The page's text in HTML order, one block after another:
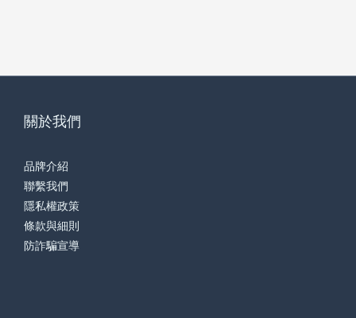
關於我們
品牌介紹
聯繫我們
隱私權政策
條款與細則
防詐騙宣導